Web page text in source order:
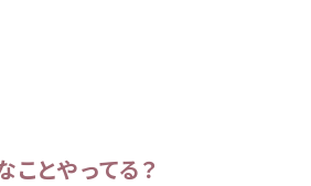
ことやってる？